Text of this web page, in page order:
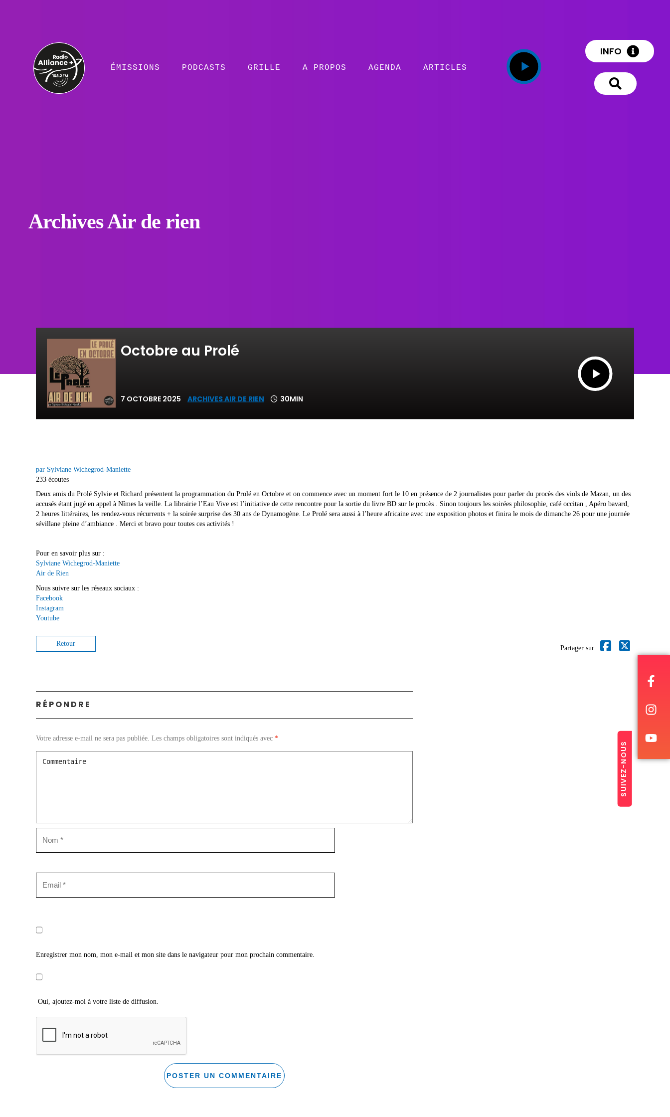
ÉMISSIONS PODCASTS GRILLE A PROPOS AGENDA ARTICLES
INFO
SUIVEZ-NOUS
Archives Air de rien
Octobre au Prolé
7 OCTOBRE 2025 ARCHIVES AIR DE RIEN 30MIN
par Sylviane Wichegrod-Maniette
233 écoutes
Deux amis du Prolé Sylvie et Richard présentent la programmation du Prolé en Octobre et on commence avec un moment fort le 10 en présence de 2 journalistes pour parler du procès des viols de Mazan, un des
accusés étant jugé en appel à Nîmes la veille. La librairie l’Eau Vive est l’initiative de cette rencontre pour la sortie du livre BD sur le procès . Sinon toujours les soirées philosophie, café occitan , Apéro bavard,
2 heures littéraires, les rendez-vous récurrents + la soirée surprise des 30 ans de Dynamogène. Le Prolé sera aussi à l’heure africaine avec une exposition photos et finira le mois de dimanche 26 pour une journée
sévillane pleine d’ambiance . Merci et bravo pour toutes ces activités !
Pour en savoir plus sur :
Sylviane Wichegrod-Maniette
Air de Rien
Nous suivre sur les réseaux sociaux :
Facebook
Instagram
Youtube
Retour
Partager sur
RÉPONDRE
Votre adresse e-mail ne sera pas publiée. Les champs obligatoires sont indiqués avec *
Enregistrer mon nom, mon e-mail et mon site dans le navigateur pour mon prochain commentaire.
Oui, ajoutez-moi à votre liste de diffusion.